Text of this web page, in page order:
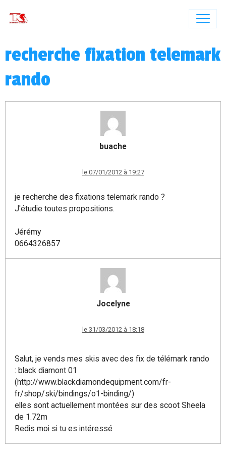
recherche fixation telemark
rando
buache
le 07/01/2012 à 19:27
je recherche des fixations telemark rando ?
J'étudie toutes propositions.
Jérémy
0664326857
Jocelyne
le 31/03/2012 à 18:18
Salut, je vends mes skis avec des fix de télémark rando
: black diamont 01
(http://www.blackdiamondequipment.com/fr-
fr/shop/ski/bindings/o1-binding/)
elles sont actuellement montées sur des scoot Sheela
de 1.72m
Redis moi si tu es intéressé